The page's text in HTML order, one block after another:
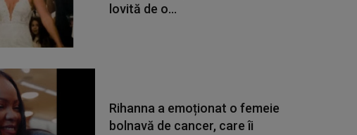
lovită de o...
Rihanna a emoționat o femeie
bolnavă de cancer, care îi